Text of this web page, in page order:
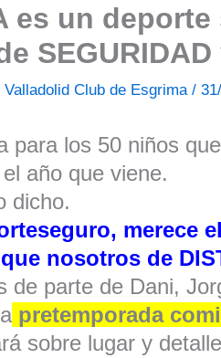
es un
Valladolid Club de Esgrima /
para los 50 niños
año que viene.
dicho.
merece
nosotros de
de parte de Dani,
pretemporada
sobre lugar y